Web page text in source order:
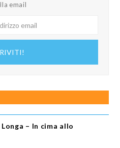
email
– In cima allo